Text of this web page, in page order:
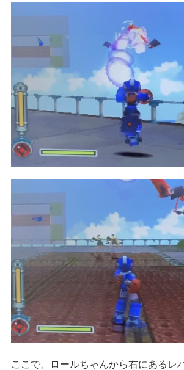
ここで、ロールちゃんから右にあるレ